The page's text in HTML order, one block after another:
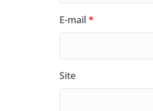
E-mail*
Site